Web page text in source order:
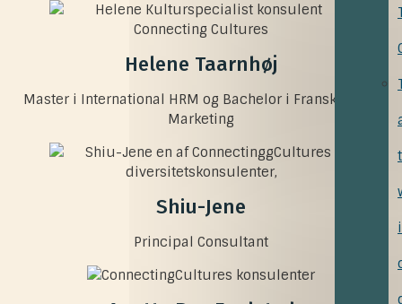
Helene Taarnhøj
Master i International HRM og Bachelor i Fransk og Int.
Marketing
Shiu-Jene
Principal Consultant